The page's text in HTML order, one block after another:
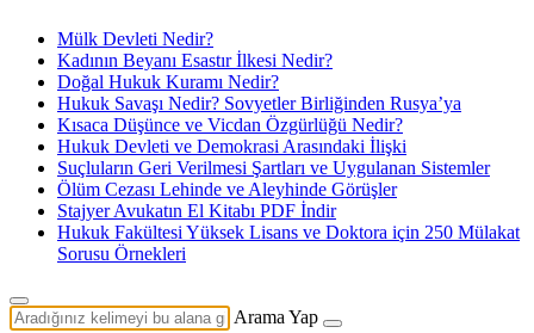
Mülk Devleti Nedir?
Kadının Beyanı Esastır İlkesi Nedir?
Doğal Hukuk Kuramı Nedir?
Hukuk Savaşı Nedir? Sovyetler Birliğinden Rusya’ya
Kısaca Düşünce ve Vicdan Özgürlüğü Nedir?
Hukuk Devleti ve Demokrasi Arasındaki İlişki
Suçluların Geri Verilmesi Şartları ve Uygulanan Sistemler
Ölüm Cezası Lehinde ve Aleyhinde Görüşler
Stajyer Avukatın El Kitabı PDF İndir
Hukuk Fakültesi Yüksek Lisans ve Doktora için 250 Mülakat
Sorusu Örnekleri
Arama Yap